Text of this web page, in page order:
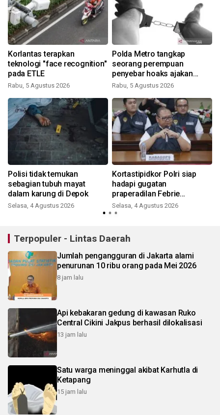
Korlantas terapkan
teknologi "face recognition"
pada ETLE
Rabu, 5 Agustus 2026
Polda Metro tangkap
seorang perempuan
penyebar hoaks ajakan
demonstrasi jelang HUT RI
Rabu, 5 Agustus 2026
Polisi tidak temukan
sebagian tubuh mayat
dalam karung di Depok
Selasa, 4 Agustus 2026
Kortastipidkor Polri siap
hadapi gugatan
praperadilan Febrie
Adriansyah
Selasa, 4 Agustus 2026
Terpopuler - Lintas Daerah
Jumlah pengangguran di Jakarta alami
penurunan 10 ribu orang pada Mei 2026
8 jam lalu
Api kebakaran gedung di kawasan Ruko
Central Cikini Jakpus berhasil dilokalisasi
13 jam lalu
Satu warga meninggal akibat Karhutla di
Ketapang
15 jam lalu